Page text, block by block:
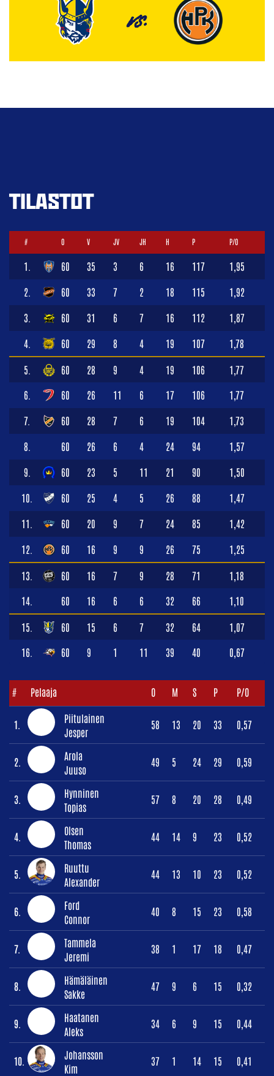
VS.
TILASTOT
# O V JV JH H P P/O
1. 60 35 3 6 16 117 1,95
2. 60 33 7 2 18 115 1,92
3. 60 31 6 7 16 112 1,87
4. 60 29 8 4 19 107 1,78
5. 60 28 9 4 19 106 1,77
6. 60 26 11 6 17 106 1,77
7. 60 28 7 6 19 104 1,73
8. 60 26 6 4 24 94 1,57
9. 60 23 5 11 21 90 1,50
10. 60 25 4 5 26 88 1,47
11. 60 20 9 7 24 85 1,42
12. 60 16 9 9 26 75 1,25
13. 60 16 7 9 28 71 1,18
14. 60 16 6 6 32 66 1,10
15. 60 15 6 7 32 64 1,07
16. 60 9 1 11 39 40 0,67
# Pelaaja O M S P P/O
1.
Piitulainen
Jesper
58 13 20 33 0,57
2.
Arola
Juuso
49 5 24 29 0,59
3.
Hynninen
Topias
57 8 20 28 0,49
4.
Olsen
Thomas
44 14 9 23 0,52
5.
Ruuttu
Alexander
44 13 10 23 0,52
6.
Ford
Connor
40 8 15 23 0,58
7.
Tammela
Jeremi
38 1 17 18 0,47
8.
Hämäläinen
Sakke
47 9 6 15 0,32
9.
Haatanen
Aleks
34 6 9 15 0,44
10.
Johansson
Kim
37 1 14 15 0,41